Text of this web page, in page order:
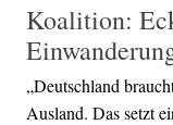
Koalition:
„Deutschland
Ausland. Das setzt